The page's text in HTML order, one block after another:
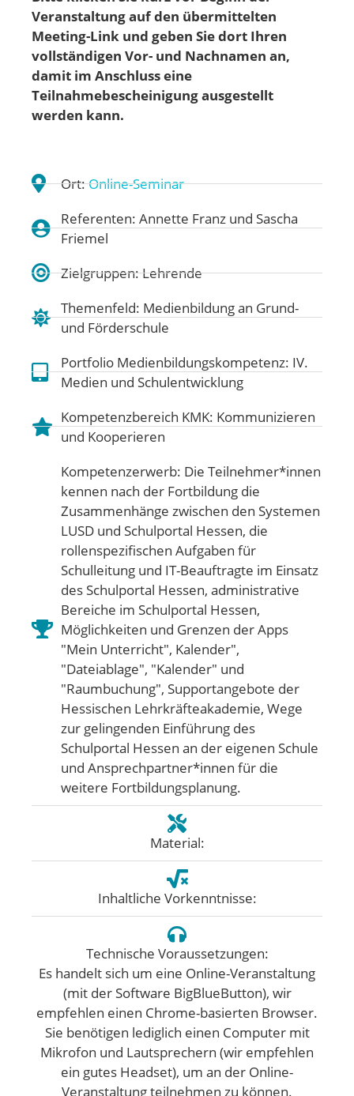
Veranstaltung auf den übermittelten
Meeting-Link und geben Sie dort Ihren
vollständigen Vor- und Nachnamen an,
damit im Anschluss eine
Teilnahmebescheinigung ausgestellt
werden kann.
Ort:Online-Seminar
Referenten: Annette Franz und Sascha
Friemel
Zielgruppen: Lehrende
Themenfeld: Medienbildung an Grund-
und Förderschule
Portfolio Medienbildungskompetenz: IV.
Medien und Schulentwicklung
Kompetenzbereich KMK: Kommunizieren
und Kooperieren
Kompetenzerwerb: Die Teilnehmer*innen
kennen nach der Fortbildung die
Zusammenhänge zwischen den Systemen
LUSD und Schulportal Hessen, die
rollenspezifischen Aufgaben für
Schulleitung und IT-Beauftragte im Einsatz
des Schulportal Hessen, administrative
Bereiche im Schulportal Hessen,
Möglichkeiten und Grenzen der Apps
"Mein Unterricht", Kalender",
"Dateiablage", "Kalender" und
"Raumbuchung", Supportangebote der
Hessischen Lehrkräfteakademie, Wege
zur gelingenden Einführung des
Schulportal Hessen an der eigenen Schule
und Ansprechpartner*innen für die
weitere Fortbildungsplanung.
Material:
Inhaltliche Vorkenntnisse:
Technische Voraussetzungen:
Es handelt sich um eine Online-Veranstaltung
(mit der Software BigBlueButton), wir
empfehlen einen Chrome-basierten Browser.
Sie benötigen lediglich einen Computer mit
Mikrofon und Lautsprechern (wir empfehlen
ein gutes Headset), um an der Online-
Veranstaltung teilnehmen zu können.